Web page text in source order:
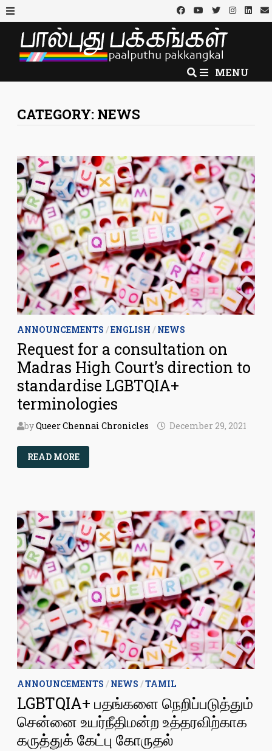
Skip
to
content
MENU
MENU
CATEGORY: NEWS
ANNOUNCEMENTS /ENGLISH /NEWS
Request for a consultation on
Madras High Court’s direction to
standardise LGBTQIA+
terminologies
byQueer Chennai Chronicles December 29, 2021
REQUEST
FOR
A
COURT’S
DIRECTION
TO
STANDARDISE
LGBTQIA+
TERMINOLOGIES
READ MORE
ANNOUNCEMENTS /NEWS /TAMIL
LGBTQIA+ பதங்களை நெறிப்படுத்தும்
சென்னை உயர்நீதிமன்ற உத்தரவிற்காக
கருத்துக் கேட்பு கோருதல்